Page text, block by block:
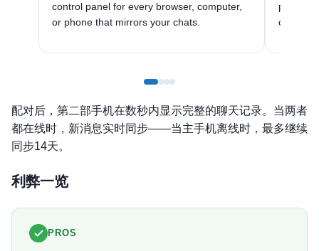
control panel for every browser, computer,
or phone that mirrors your chats.
pairing
配对后，第二部手机在数秒内显示完整的聊天记录。当两者
都在线时，新消息实时同步——当主手机离线时，最多继续
同步14天。
利弊一览
PROS